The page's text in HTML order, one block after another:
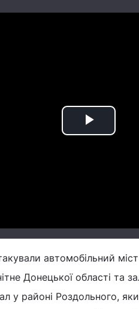
Play
автомобільний міст
Донецької області та
у районі Роздольного,